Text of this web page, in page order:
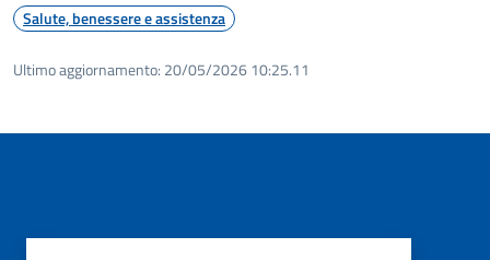
Salute, benessere e assistenza
Ultimo aggiornamento: 20/05/2026 10:25.11